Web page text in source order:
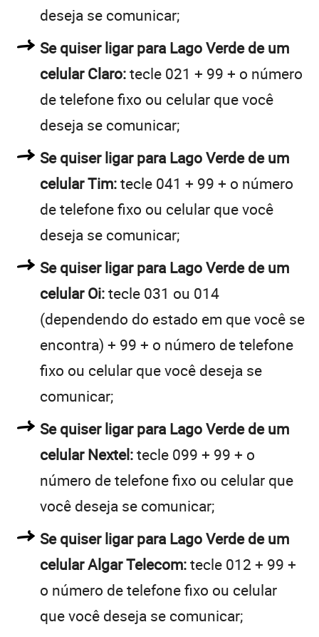
deseja se comunicar;
Se quiser ligar para Lago Verde de um
celular Claro:tecle 021 + 99 + o número
de telefone fixo ou celular que você
deseja se comunicar;
Se quiser ligar para Lago Verde de um
celular Tim:tecle 041 + 99 + o número
de telefone fixo ou celular que você
deseja se comunicar;
Se quiser ligar para Lago Verde de um
celular Oi:tecle 031 ou 014
(dependendo do estado em que você se
encontra) + 99 + o número de telefone
fixo ou celular que você deseja se
comunicar;
Se quiser ligar para Lago Verde de um
celular Nextel:tecle 099 + 99 + o
número de telefone fixo ou celular que
você deseja se comunicar;
Se quiser ligar para Lago Verde de um
celular Algar Telecom:tecle 012 + 99 +
o número de telefone fixo ou celular
que você deseja se comunicar;